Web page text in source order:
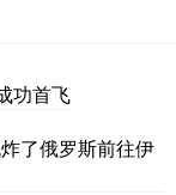
功首飞
了俄罗斯前往伊